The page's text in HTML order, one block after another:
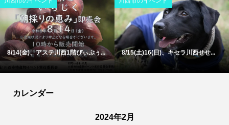
8/14(金)、アステ川西1階ぴぃぷぅ... 8/15(土)16(日)、キセラ川西せせ...
カレンダー
2024年2月